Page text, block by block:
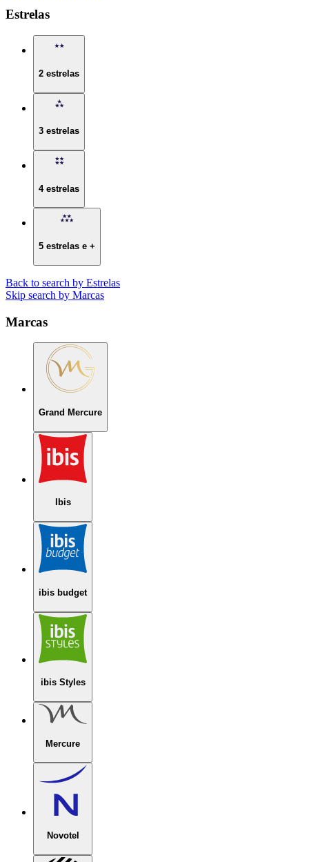
Estrelas
2 estrelas
3 estrelas
4 estrelas
5 estrelas e +
Back to search by Estrelas
Skip search by Marcas
Marcas
Grand Mercure
Ibis
ibis budget
ibis Styles
Mercure
Novotel